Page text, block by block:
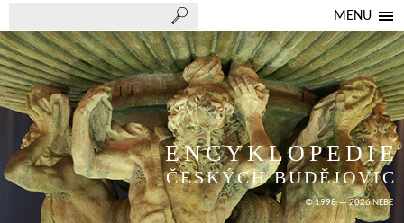
MENU
ENCYKLOPEDIE
ČESKÝCH BUDĚJOVIC
© 1998 — 2026 NEBE